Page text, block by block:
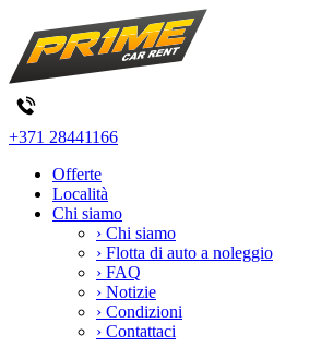
+371 28441166
Offerte
Località
Chi siamo
› Chi siamo
› Flotta di auto a noleggio
› FAQ
› Notizie
› Condizioni
› Contattaci